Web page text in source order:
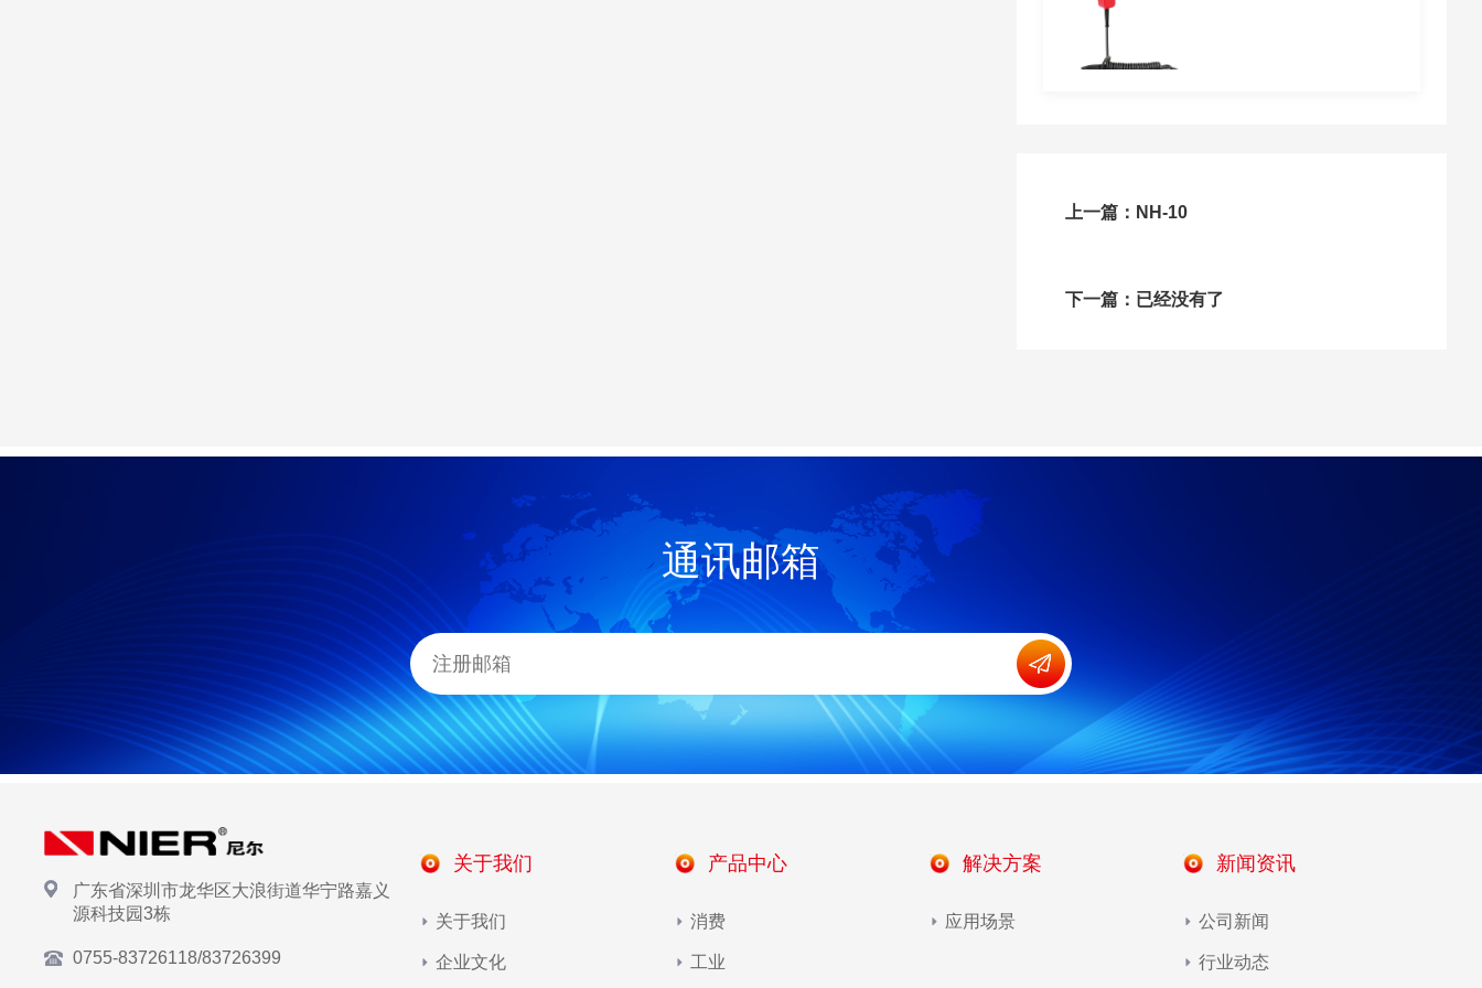
上一篇：NH-10
下一篇：已经没有了
通讯邮箱
广东省深圳市龙华区大浪街道华宁路嘉义
源科技园3栋
0755-83726118/83726399
关于我们
关于我们
企业文化
产品中心
消费
工业
解决方案
应用场景
新闻资讯
公司新闻
行业动态